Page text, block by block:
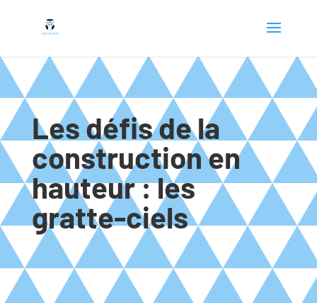
Les défis de la
construction en
hauteur : les
gratte-ciels